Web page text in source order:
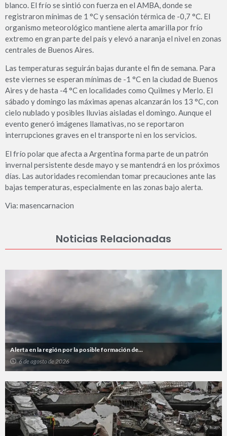
blanco. El frío se sintió con fuerza en el AMBA, donde se
registraron mínimas de 1 °C y sensación térmica de -0,7 °C. El
organismo meteorológico mantiene alerta amarilla por frío
extremo en gran parte del país y elevó a naranja el nivel en zonas
centrales de Buenos Aires.
Las temperaturas seguirán bajas durante el fin de semana. Para
este viernes se esperan mínimas de -1 °C en la ciudad de Buenos
Aires y de hasta -4 °C en localidades como Quilmes y Merlo. El
sábado y domingo las máximas apenas alcanzarán los 13 °C, con
cielo nublado y posibles lluvias aisladas el domingo. Aunque el
evento generó imágenes llamativas, no se reportaron
interrupciones graves en el transporte ni en los servicios.
El frío polar que afecta a Argentina forma parte de un patrón
invernal persistente desde mayo y se mantendrá en los próximos
días. Las autoridades recomiendan tomar precauciones ante las
bajas temperaturas, especialmente en las zonas bajo alerta.
Via: masencarnacion
Noticias Relacionadas
Alerta en la región por la posible formación de...
6 de agosto de 2026